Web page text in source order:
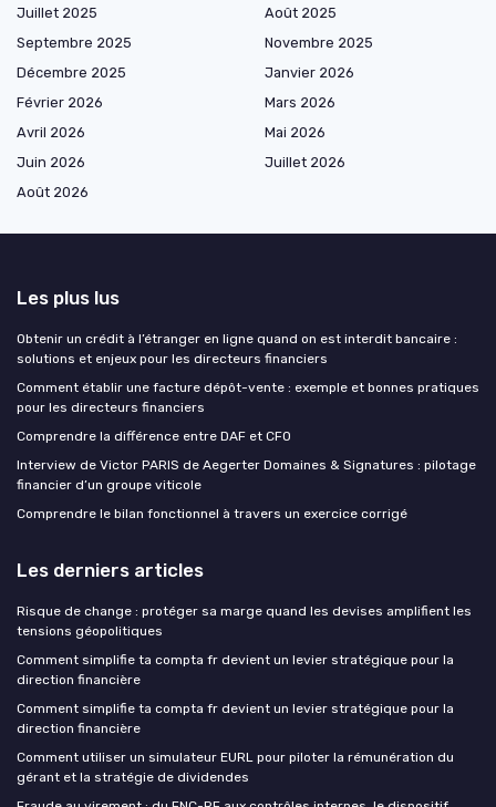
Juillet 2025
Août 2025
Septembre 2025
Novembre 2025
Décembre 2025
Janvier 2026
Février 2026
Mars 2026
Avril 2026
Mai 2026
Juin 2026
Juillet 2026
Août 2026
Les plus lus
Obtenir un crédit à l’étranger en ligne quand on est interdit bancaire :
solutions et enjeux pour les directeurs financiers
Comment établir une facture dépôt-vente : exemple et bonnes pratiques
pour les directeurs financiers
Comprendre la différence entre DAF et CFO
Interview de Victor PARIS de Aegerter Domaines & Signatures : pilotage
financier d’un groupe viticole
Comprendre le bilan fonctionnel à travers un exercice corrigé
Les derniers articles
Risque de change : protéger sa marge quand les devises amplifient les
tensions géopolitiques
Comment simplifie ta compta fr devient un levier stratégique pour la
direction financière
Comment simplifie ta compta fr devient un levier stratégique pour la
direction financière
Comment utiliser un simulateur EURL pour piloter la rémunération du
gérant et la stratégie de dividendes